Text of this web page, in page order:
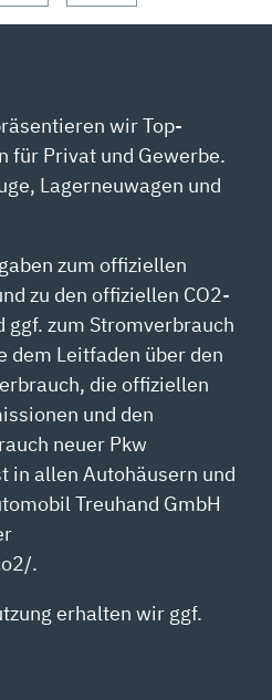
wir Top-
für Privat und Gewerbe.
Lagerneuwagen und
zum offiziellen
zu den offiziellen CO2-
zum Stromverbrauch
dem Leitfaden über den
die offiziellen
und den
neuer Pkw
in allen Autohäusern und
Treuhand GmbH
.
erhalten wir ggf.